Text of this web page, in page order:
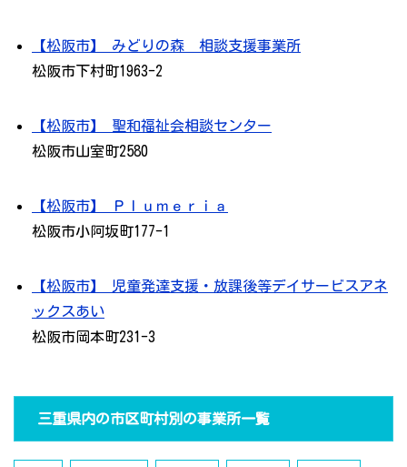
【松阪市】 みどりの森 相談支援事業所
松阪市下村町1963-2
【松阪市】 聖和福祉会相談センター
松阪市山室町2580
【松阪市】 Ｐｌｕｍｅｒｉａ
松阪市小阿坂町177-1
【松阪市】 児童発達支援・放課後等デイサービスアネ
ックスあい
松阪市岡本町231-3
三重県内の市区町村別の事業所一覧